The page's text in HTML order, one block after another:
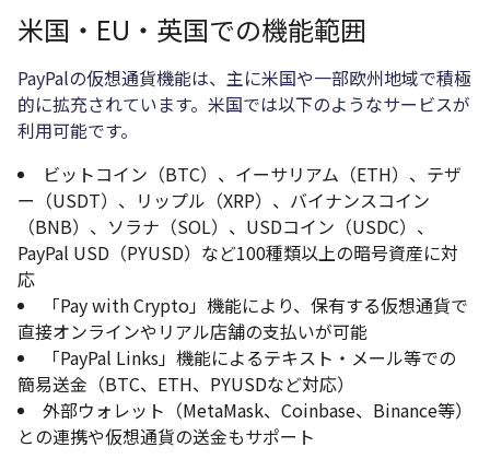
米国・EU・英国での機能範囲
PayPalの仮想通貨機能は、主に米国や一部欧州地域で積極
的に拡充されています。米国では以下のようなサービスが
利用可能です。
ビットコイン（BTC）、イーサリアム（ETH）、テザ
ー（USDT）、リップル（XRP）、バイナンスコイン
（BNB）、ソラナ（SOL）、USDコイン（USDC）、
PayPal USD（PYUSD）など100種類以上の暗号資産に対
応
「Pay with Crypto」機能により、保有する仮想通貨で
直接オンラインやリアル店舗の支払いが可能
「PayPal Links」機能によるテキスト・メール等での
簡易送金（BTC、ETH、PYUSDなど対応）
外部ウォレット（MetaMask、Coinbase、Binance等）
との連携や仮想通貨の送金もサポート